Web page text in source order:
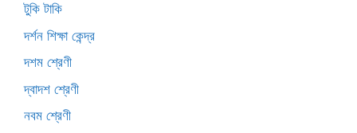
টুকি টাকি
দর্শন শিক্ষা কেন্দ্র
দশম শ্রেণী
দ্বাদশ শ্রেণী
নবম শ্রেণী